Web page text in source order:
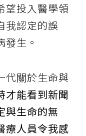
望投入醫學領
我認定的誤
生。
代關於生命與
才能看到新聞
與生命的無
療人員令我感